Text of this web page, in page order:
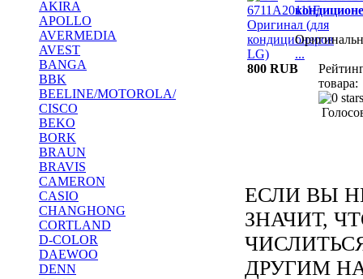
AKIRA
APOLLO
AVERMEDIA
AVEST
BANGA
BBK
BEELINE/MOTOROLA/
CISCO
BEKO
BORK
BRAUN
BRAVIS
CAMERON
CASIO
CHANGHONG
CORTLAND
D-COLOR
DAEWOO
DENN
...
800 RUB
товара:
ЕСЛИ ВЫ
ЗНАЧИТ,
ДРУГИМ